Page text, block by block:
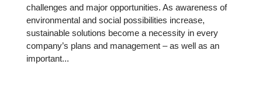
challenges and major opportunities. As awareness of
environmental and social possibilities increase,
sustainable solutions become a necessity in every
company’s plans and management – as well as an
important...